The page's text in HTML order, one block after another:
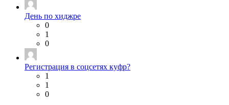
День по хиджре
0
1
0
Регистрация в соцсетях куфр?
1
1
0